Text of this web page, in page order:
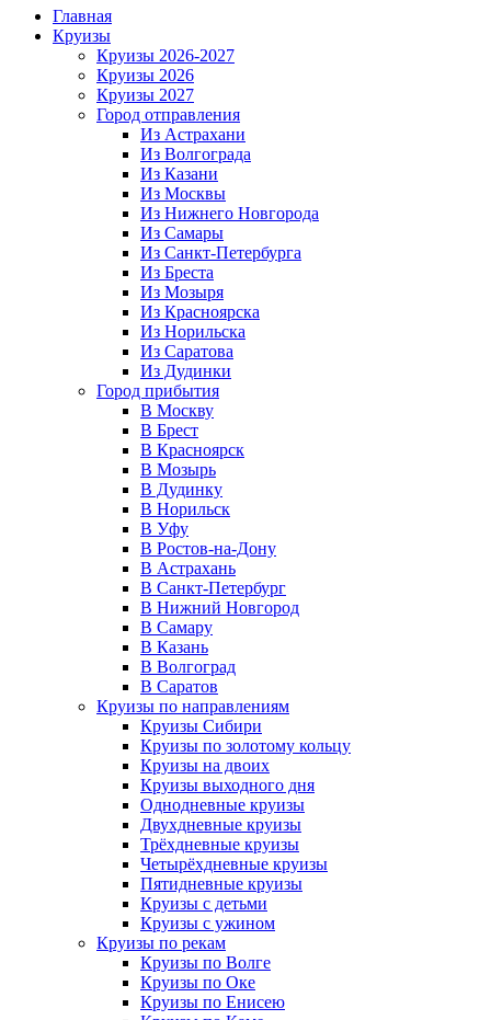
Главная
Круизы
Круизы 2026-2027
Круизы 2026
Круизы 2027
Город отправления
Из Астрахани
Из Волгограда
Из Казани
Из Москвы
Из Нижнего Новгорода
Из Самары
Из Санкт-Петербурга
Из Бреста
Из Мозыря
Из Красноярска
Из Норильска
Из Саратова
Из Дудинки
Город прибытия
В Москву
В Брест
В Красноярск
В Мозырь
В Дудинку
В Норильск
В Уфу
В Ростов-на-Дону
В Астрахань
В Санкт-Петербург
В Нижний Новгород
В Самару
В Казань
В Волгоград
В Саратов
Круизы по направлениям
Круизы Сибири
Круизы по золотому кольцу
Круизы на двоих
Круизы выходного дня
Однодневные круизы
Двухдневные круизы
Трёхдневные круизы
Четырёхдневные круизы
Пятидневные круизы
Круизы с детьми
Круизы с ужином
Круизы по рекам
Круизы по Волге
Круизы по Оке
Круизы по Енисею